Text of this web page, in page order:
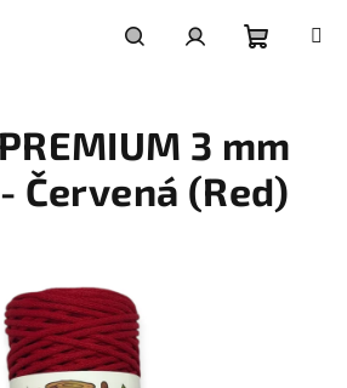
košík
3 mm
Červená (Red)